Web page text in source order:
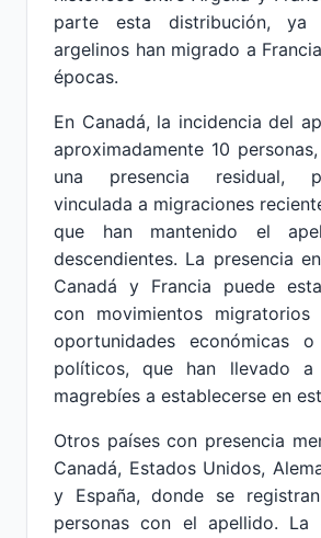
parte esta distribución, ya
argelinos han migrado a
épocas.
En Canadá, la incidencia del
aproximadamente 10
una presencia residual,
vinculada a migraciones
que han mantenido el
descendientes. La presencia
Canadá y Francia puede
con movimientos
oportunidades económicas
políticos, que han llevado a
magrebíes a establecerse en
Otros países con presencia
Canadá, Estados Unidos,
y España, donde se
personas con el apellido. La